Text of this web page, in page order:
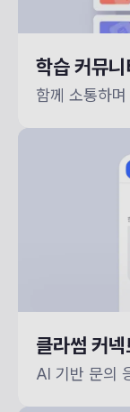
학습 커뮤니
함께 소통하
클라썸 커넥
AI 기반 문의